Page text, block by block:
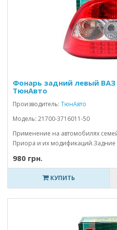
Фонарь задний левый
ТюнАвто
Производитель: ТюнАвто
Модель: 21700-3716011-50
Применение на автомобилях
Приора и их модификаций.Задние
980 грн.
КУПИТЬ